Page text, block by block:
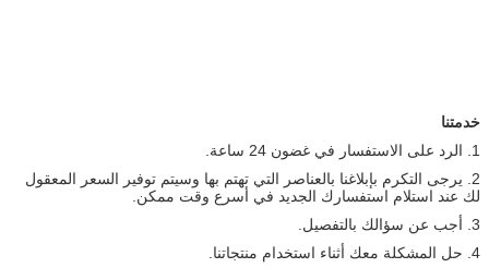
خدمتنا
1. الرد على الاستفسار في غضون 24 ساعة.
2. يرجى التكرم بإبلاغنا بالعناصر التي تهتم بها وسيتم توفير السعر المعقول
لك عند استلام استفسارك الجديد في أسرع وقت ممكن.
3. أجب عن سؤالك بالتفصيل.
4. حل المشكلة معك أثناء استخدام منتجاتنا.